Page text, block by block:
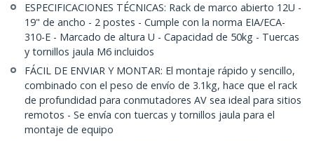
ESPECIFICACIONES TÉCNICAS: Rack de marco abierto 12U -
19" de ancho - 2 postes - Cumple con la norma EIA/ECA-
310-E - Marcado de altura U - Capacidad de 50kg - Tuercas
y tornillos jaula M6 incluidos
FÁCIL DE ENVIAR Y MONTAR: El montaje rápido y sencillo,
combinado con el peso de envío de 3.1kg, hace que el rack
de profundidad para conmutadores AV sea ideal para sitios
remotos - Se envía con tuercas y tornillos jaula para el
montaje de equipo